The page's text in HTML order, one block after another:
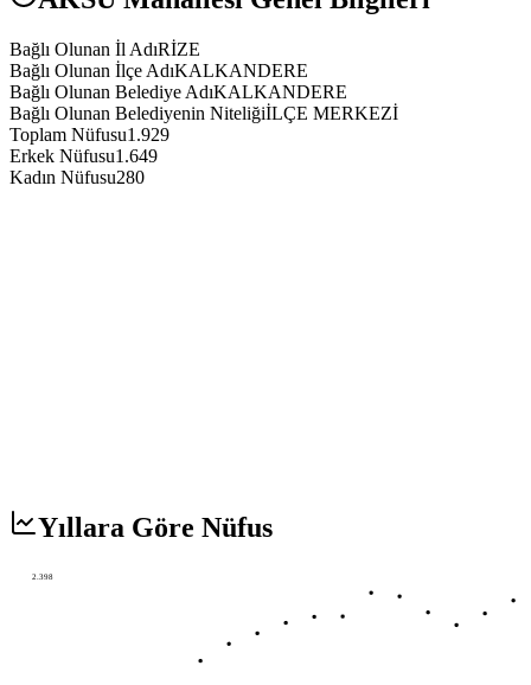
Bağlı Olunan İl AdıRİZE
Bağlı Olunan İlçe AdıKALKANDERE
Bağlı Olunan Belediye AdıKALKANDERE
Bağlı Olunan Belediyenin NiteliğiİLÇE MERKEZİ
Toplam Nüfusu1.929
Erkek Nüfusu1.649
Kadın Nüfusu280
Yıllara Göre Nüfus
2.398